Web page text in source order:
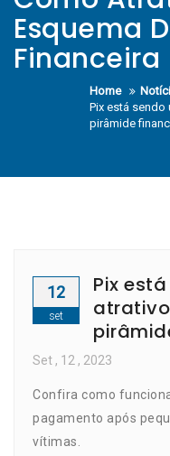
Esquema
Financeira
Home
Pix está
pirâmide
12
set
Pix
Set , 12 , 2023
Confira como
pagamento após
vítimas.